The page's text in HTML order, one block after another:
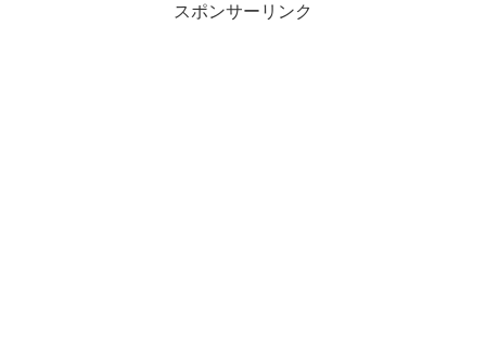
スポンサーリンク